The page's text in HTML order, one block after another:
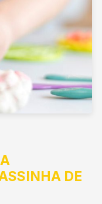
DE